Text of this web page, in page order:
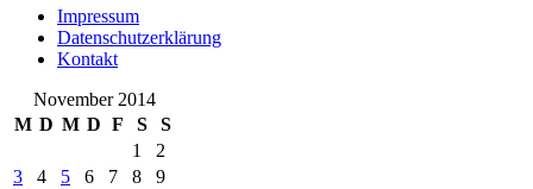
Impressum
Datenschutzerklärung
Kontakt
November 2014
M D M D F S
S
1
2
3
4 5 6 7 8
9